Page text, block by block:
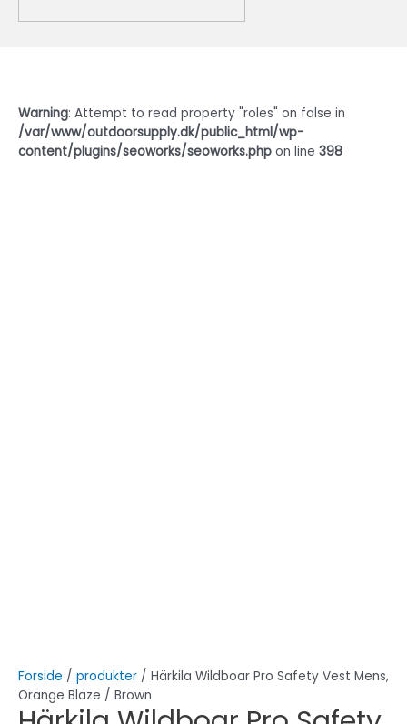
Warning: Attempt to read property "roles" on false in
/var/www/outdoorsupply.dk/public_html/wp-
content/plugins/seoworks/seoworks.php on line 398
Forside / produkter / Härkila Wildboar Pro Safety Vest Mens,
Orange Blaze / Brown